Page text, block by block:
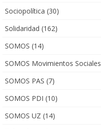
Sociopolítica (30)
Solidaridad (162)
SOMOS (14)
SOMOS Movimientos Sociales
SOMOS PAS (7)
SOMOS PDI (10)
SOMOS UZ (14)